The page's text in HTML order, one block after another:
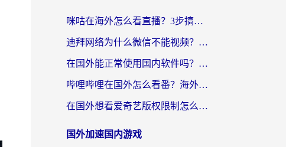
咪咕在海外怎么看直播？3步搞定地域限制，还能畅看腾讯视频与国内热剧
迪拜网络为什么微信不能视频？海外党必看的回国加速全攻略
在国外能正常使用国内软件吗？海外党亲测有效的无缝访问指南
哔哩哔哩在国外怎么看番？海外党追剧看片的终极解决方案
在国外想看爱奇艺版权限制怎么办？海外华人必看的追剧自由指南
国外加速国内游戏